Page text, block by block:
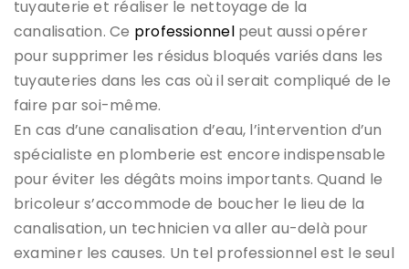
tuyauterie et réaliser le nettoyage de la
canalisation. Ce professionnelpeut aussi opérer
pour supprimer les résidus bloqués variés dans les
tuyauteries dans les cas où il serait compliqué de le
faire par soi-même.
En cas d’une canalisation d’eau, l’intervention d’un
spécialiste en plomberie est encore indispensable
pour éviter les dégâts moins importants. Quand le
bricoleur s’accommode de boucher le lieu de la
canalisation, un technicien va aller au-delà pour
examiner les causes. Un tel professionnel est le seul